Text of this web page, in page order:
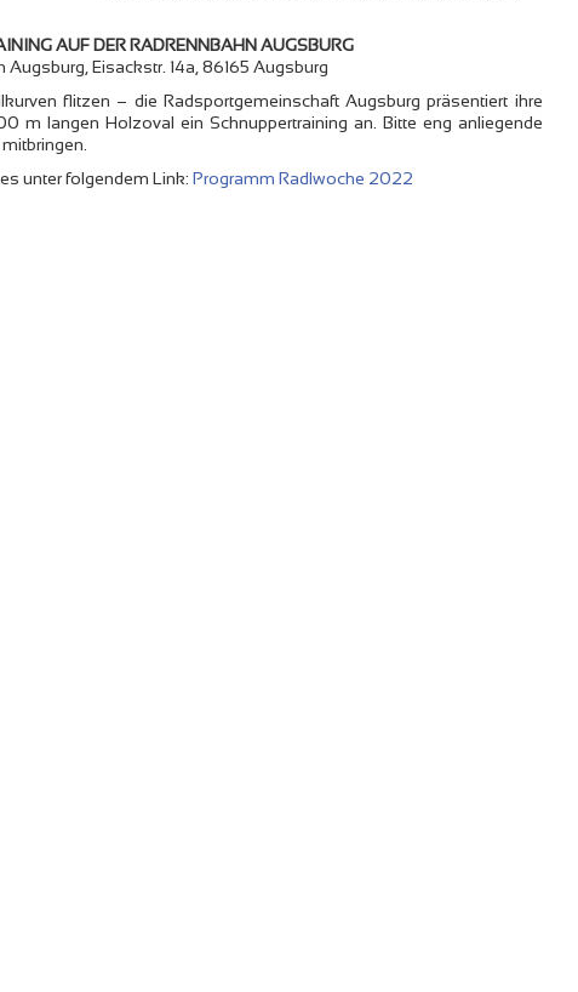
AUF DER RADRENNBAHN AUGSBURG
Eisackstr. 14a, 86165 Augsburg
flitzen – die Radsportgemeinschaft Augsburg präsentiert ihre
m langen Holzoval ein Schnuppertraining an. Bitte eng anliegende
unter folgendem Link: Programm Radlwoche 2022